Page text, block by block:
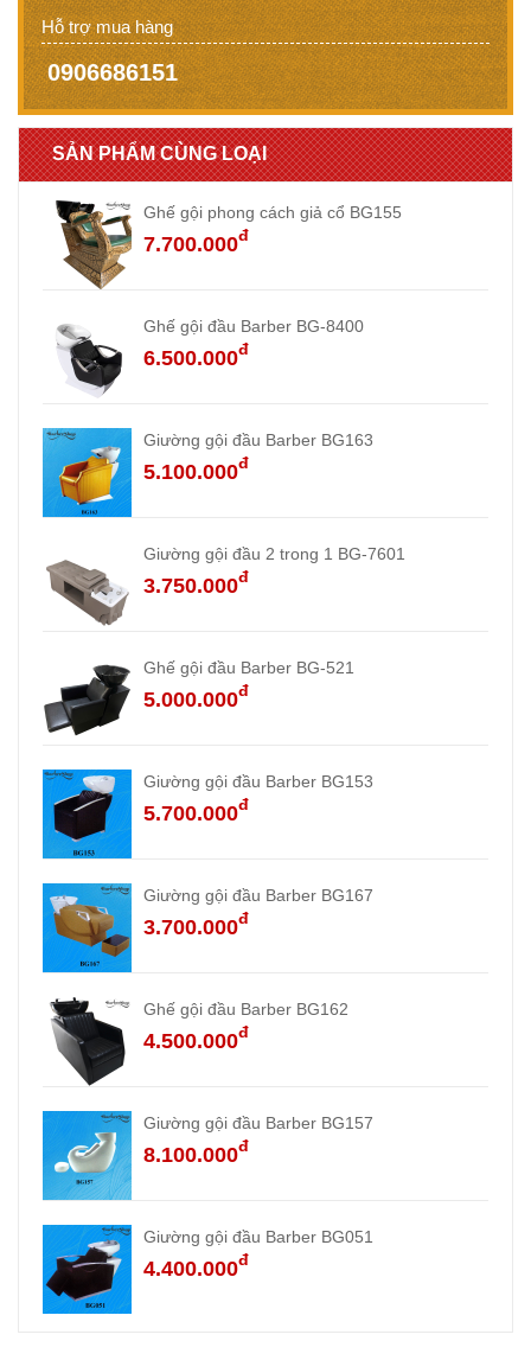
Hỗ trợ mua hàng
0906686151
SẢN PHẨM CÙNG LOẠI
Ghế gội phong cách giả cổ BG155
7.700.000đ
Ghế gội đầu Barber BG-8400
6.500.000đ
Giường gội đầu Barber BG163
5.100.000đ
Giường gội đầu 2 trong 1 BG-7601
3.750.000đ
Ghế gội đầu Barber BG-521
5.000.000đ
Giường gội đầu Barber BG153
5.700.000đ
Giường gội đầu Barber BG167
3.700.000đ
Ghế gội đầu Barber BG162
4.500.000đ
Giường gội đầu Barber BG157
8.100.000đ
Giường gội đầu Barber BG051
4.400.000đ